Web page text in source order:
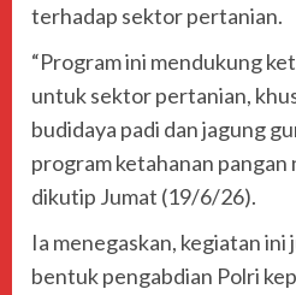
terhadap sektor pertanian.
“Program ini mendukung
untuk sektor pertanian,
budidaya padi dan jagung
program ketahanan pangan
dikutip Jumat (19/6/26).
Ia menegaskan, kegiatan ini
bentuk pengabdian Polri